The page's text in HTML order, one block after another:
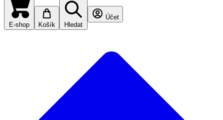
E-shop Košík Hledat
Účet